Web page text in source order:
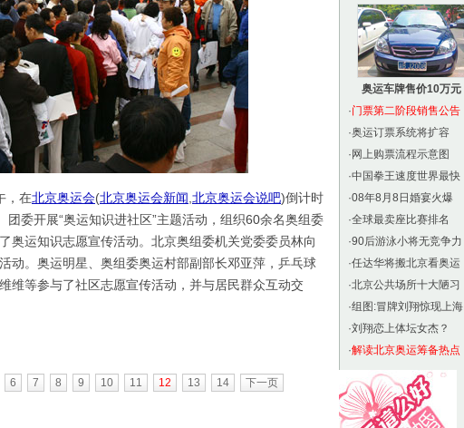
，在北京奥运会(北京奥运会新闻 北京奥运会说吧)倒计时
委开展“奥运知识进社区”主题活动，组织60余名奥组委
奥运知识志愿宣传活动。北京奥组委机关党委委员林向
动。奥运明星、奥组委奥运村部副部长邓亚萍，乒乓球
维等参与了社区志愿宣传活动，并与居民群众互动交
6 7 8 9 10 11 12 13 14 下一页
奥运车牌售价10万元
·门票第二阶段销售公告
·奥运订票系统将扩容
· 网上购票流程示意图
·中国拳王速度世界最快
·08年8月8日婚宴火爆
·全球最卖座比赛排名
·90后游泳小将无竞争力
·任达华将搬北京看奥运
·北京公共场所十大陋习
·组图:冒牌刘翔惊现上海
·刘翔恋上体坛女杰？
·解读北京奥运筹备热点